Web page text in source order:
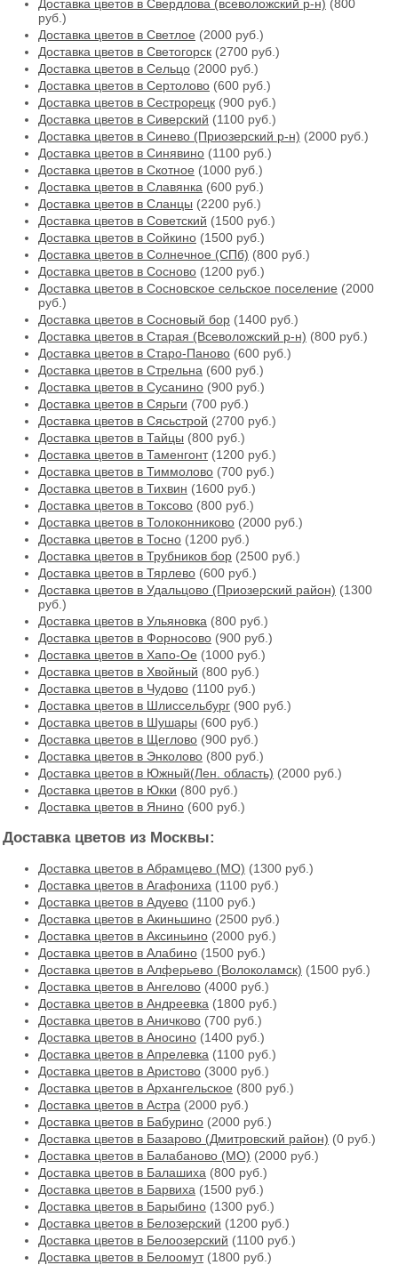
Доставка цветов в Свердлова (всеволожский р-н) (800
руб.)
Доставка цветов в Светлое (2000 руб.)
Доставка цветов в Светогорск (2700 руб.)
Доставка цветов в Сельцо (2000 руб.)
Доставка цветов в Сертолово (600 руб.)
Доставка цветов в Сестрорецк (900 руб.)
Доставка цветов в Сиверский (1100 руб.)
Доставка цветов в Синево (Приозерский р-н) (2000 руб.)
Доставка цветов в Синявино (1100 руб.)
Доставка цветов в Скотное (1000 руб.)
Доставка цветов в Славянка (600 руб.)
Доставка цветов в Сланцы (2200 руб.)
Доставка цветов в Советский (1500 руб.)
Доставка цветов в Сойкино (1500 руб.)
Доставка цветов в Солнечное (СПб) (800 руб.)
Доставка цветов в Сосново (1200 руб.)
Доставка цветов в Сосновское сельское поселение (2000
руб.)
Доставка цветов в Сосновый бор (1400 руб.)
Доставка цветов в Старая (Всеволожский р-н) (800 руб.)
Доставка цветов в Старо-Паново (600 руб.)
Доставка цветов в Стрельна (600 руб.)
Доставка цветов в Сусанино (900 руб.)
Доставка цветов в Сярьги (700 руб.)
Доставка цветов в Сясьстрой (2700 руб.)
Доставка цветов в Тайцы (800 руб.)
Доставка цветов в Таменгонт(1200 руб.)
Доставка цветов в Тиммолово (700 руб.)
Доставка цветов в Тихвин (1600 руб.)
Доставка цветов в Токсово (800 руб.)
Доставка цветов в Толоконниково (2000 руб.)
Доставка цветов в Тосно (1200 руб.)
Доставка цветов в Трубников бор (2500 руб.)
Доставка цветов в Тярлево (600 руб.)
Доставка цветов в Удальцово (Приозерский район) (1300
руб.)
Доставка цветов в Ульяновка (800 руб.)
Доставка цветов в Форносово (900 руб.)
Доставка цветов в Хапо-Ое (1000 руб.)
Доставка цветов в Хвойный (800 руб.)
Доставка цветов в Чудово (1100 руб.)
Доставка цветов в Шлиссельбург (900 руб.)
Доставка цветов в Шушары (600 руб.)
Доставка цветов в Щеглово (900 руб.)
Доставка цветов в Энколово (800 руб.)
Доставка цветов в Южный(Лен. область) (2000 руб.)
Доставка цветов в Юкки (800 руб.)
Доставка цветов в Янино (600 руб.)
Доставка цветов из Москвы:
Доставка цветов в Абрамцево (МО) (1300 руб.)
Доставка цветов в Агафониха (1100 руб.)
Доставка цветов в Адуево (1100 руб.)
Доставка цветов в Акиньшино (2500 руб.)
Доставка цветов в Аксиньино (2000 руб.)
Доставка цветов в Алабино (1500 руб.)
Доставка цветов в Алферьево (Волоколамск) (1500 руб.)
Доставка цветов в Ангелово (4000 руб.)
Доставка цветов в Андреевка (1800 руб.)
Доставка цветов в Аничково (700 руб.)
Доставка цветов в Аносино (1400 руб.)
Доставка цветов в Апрелевка (1100 руб.)
Доставка цветов в Аристово (3000 руб.)
Доставка цветов в Архангельское (800 руб.)
Доставка цветов в Астра (2000 руб.)
Доставка цветов в Бабурино (2000 руб.)
Доставка цветов в Базарово (Дмитровский район) (0 руб.)
Доставка цветов в Балабаново (МО) (2000 руб.)
Доставка цветов в Балашиха (800 руб.)
Доставка цветов в Барвиха (1500 руб.)
Доставка цветов в Барыбино (1300 руб.)
Доставка цветов в Белозерский (1200 руб.)
Доставка цветов в Белоозерский (1100 руб.)
Доставка цветов в Белоомут(1800 руб.)